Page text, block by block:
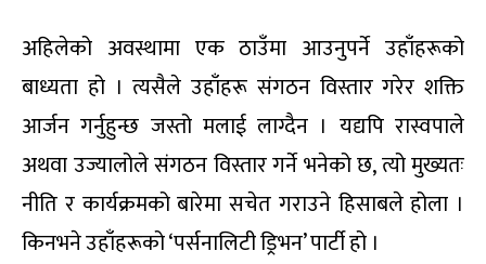
अहिलेको अवस्थामा एक ठाउँमा आउनुपर्ने उहाँहरूको
बाध्यता हो । त्यसैले उहाँहरू संगठन विस्तार गरेर शक्ति
आर्जन गर्नुहुन्छ जस्तो मलाई लाग्दैन । यद्यपि रास्वपाले
अथवा उज्यालोले संगठन विस्तार गर्ने भनेको छ, त्यो मुख्यतः
नीति र कार्यक्रमको बारेमा सचेत गराउने हिसाबले होला ।
किनभने उहाँहरूको ‘पर्सनालिटी ड्रिभन’ पार्टी हो ।